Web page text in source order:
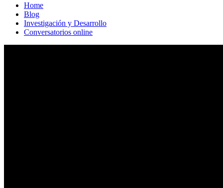
Home
Blog
Investigación y Desarrollo
Conversatorios online